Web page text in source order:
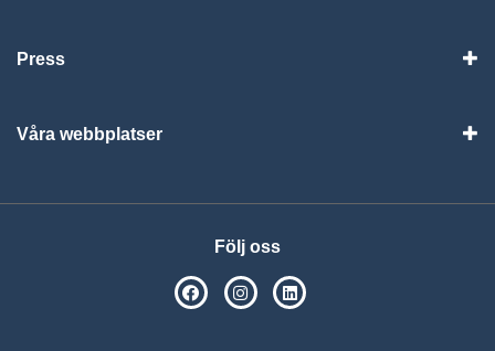
Press
Våra webbplatser
Följ oss
SPSM på Facebook
SPSM på Instagram